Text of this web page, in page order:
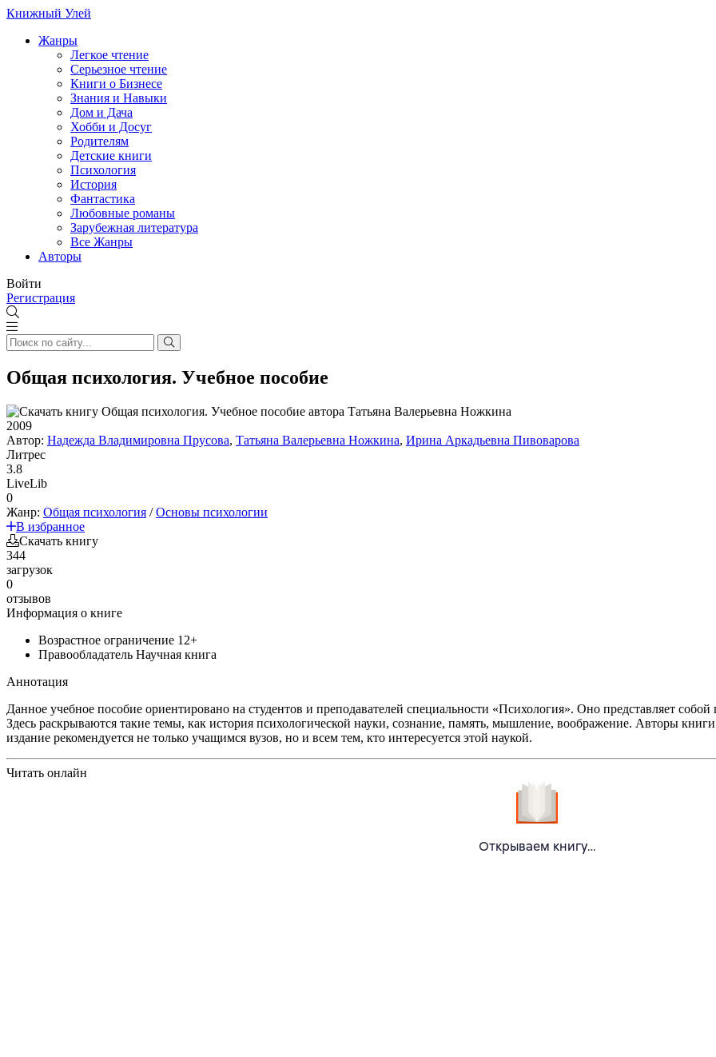
Книжный Улей
Жанры
Легкое чтение
Серьезное чтение
Книги о Бизнесе
Знания и Навыки
Дом и Дача
Хобби и Досуг
Родителям
Детские книги
Психология
История
Фантастика
Любовные романы
Зарубежная литература
Все Жанры
Авторы
Войти
Регистрация
Общая психология. Учебное пособие
2009
Автор: Надежда Владимировна Прусова, Татьяна Валерьевна Ножкина, Ирина Аркадьевна Пивоварова
Литрес
3.8
LiveLib
0
Жанр: Общая психология /Основы психологии
В избранное
Скачать книгу
344
загрузок
0
отзывов
Информация о книге
Возрастное ограничение 12+
Правообладатель Научная книга
Аннотация
Данное учебное пособие ориентировано на студентов и преподавателей специальности «Психология». Оно представляет
Здесь раскрываются такие темы, как история психологической науки, сознание, память, мышление, воображение. Авторы
издание рекомендуется не только учащимся вузов, но и всем тем, кто интересуется этой наукой.
Читать онлайн